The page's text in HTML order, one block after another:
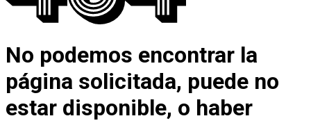
No podemos encontrar la
página solicitada, puede no
estar disponible, o haber